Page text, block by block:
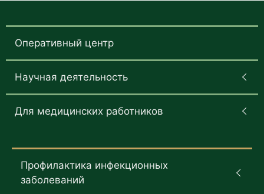
Оперативный центр
Научная деятельность
Для медицинских работников
Профилактика инфекционных
заболеваний